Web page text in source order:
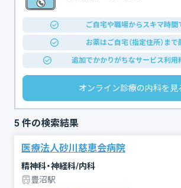
ご自宅や職場からスキマ時間
お薬はご自宅（指定住所）まで
追加でかかりがちなサービス利用
オンライン診療の内科を見
5 件の検索結果
医療法人砂川慈恵会病院
精神科・神経科/内科
豊沼駅